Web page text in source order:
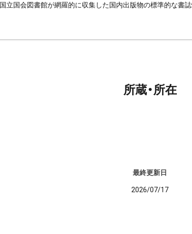
国立国会図書館が網羅的に収集した国内出版物の標準的な書誌
所蔵・所在
最終更新日
2026/07/17